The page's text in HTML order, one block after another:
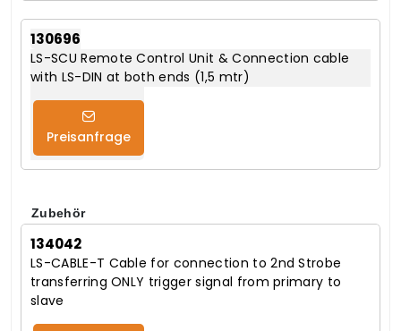
130696
LS-SCU Remote Control Unit & Connection cable
with LS-DIN at both ends (1,5 mtr)
Preisanfrage
Zubehör
134042
LS-CABLE-T Cable for connection to 2nd Strobe
transferring ONLY trigger signal from primary to
slave